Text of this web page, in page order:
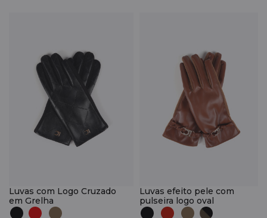
Luvas com Logo Cruzado
em Grelha
Luvas efeito pele com
pulseira logo oval